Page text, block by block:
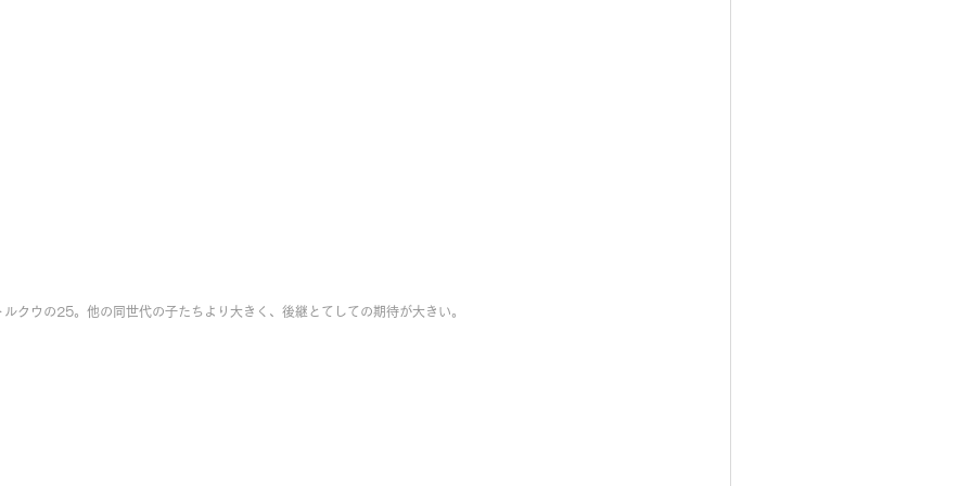
ルクウの25。他の同世代の子たちより大きく、後継とてしての期待が大きい。